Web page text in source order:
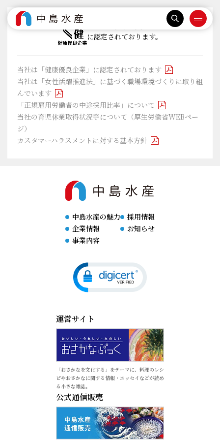
に認定されております。
当社は「健康優良企業」に認定されております
当社は「女性活躍推進法」に基づく職場環境づくりに取り組
んでいます
「正規雇用労働者の中途採用比率」について
当社の育児休業取得状況等について（厚生労働省WEBペー
ジ）
カスタマーハラスメントに対する基本方針
中島水産の魅力
企業情報
事業内容
採用情報
お知らせ
運営サイト
「おさかなを文化する」をテーマに、料理のレシ
ピやおさかなに関する情報・エッセイなどが読め
る小さな雑誌。
公式通信販売